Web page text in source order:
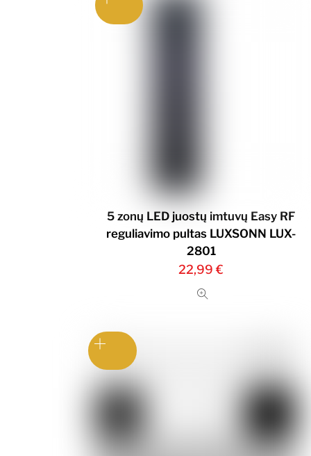
5 zonų LED juostų imtuvų Easy RF
reguliavimo pultas LUXSONN LUX-
2801
22,99€